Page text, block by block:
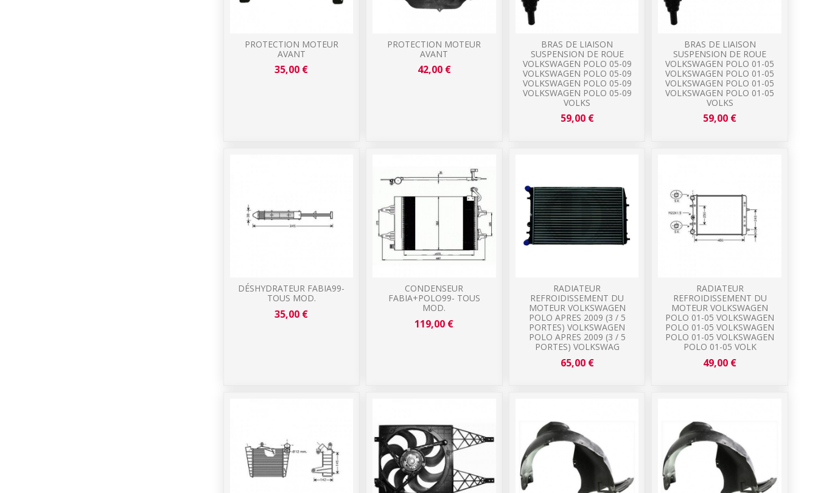
PROTECTION MOTEUR
AVANT
35,00 €
PROTECTION MOTEUR
AVANT
42,00 €
BRAS DE LIAISON
SUSPENSION DE ROUE
VOLKSWAGEN POLO 05-09
VOLKSWAGEN POLO 05-09
VOLKSWAGEN POLO 05-09
VOLKSWAGEN POLO 05-09
VOLKS
59,00 €
BRAS DE LIAISON
SUSPENSION DE ROUE
VOLKSWAGEN POLO 01-05
VOLKSWAGEN POLO 01-05
VOLKSWAGEN POLO 01-05
VOLKSWAGEN POLO 01-05
VOLKS
59,00 €
DÉSHYDRATEUR FABIA99-
TOUS MOD.
35,00 €
CONDENSEUR
FABIA+POLO99- TOUS
MOD.
119,00 €
RADIATEUR
REFROIDISSEMENT DU
MOTEUR VOLKSWAGEN
POLO APRES 2009 (3 / 5
PORTES) VOLKSWAGEN
POLO APRES 2009 (3 / 5
PORTES) VOLKSWAG
65,00 €
RADIATEUR
REFROIDISSEMENT DU
MOTEUR VOLKSWAGEN
POLO 01-05 VOLKSWAGEN
POLO 01-05 VOLKSWAGEN
POLO 01-05 VOLKSWAGEN
POLO 01-05 VOLK
49,00 €